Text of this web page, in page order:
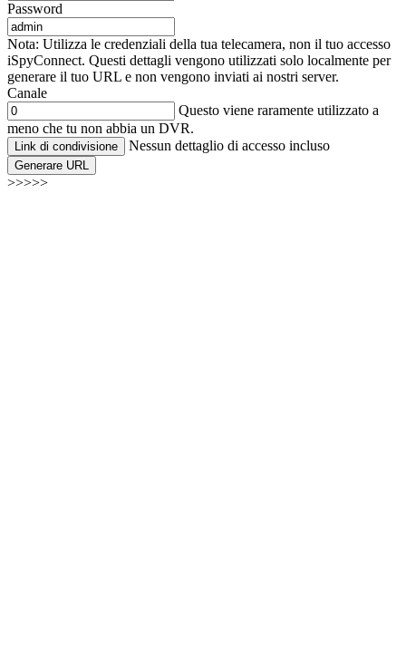
Password
Nota: Utilizza le credenziali della tua telecamera, non il tuo accesso
iSpyConnect. Questi dettagli vengono utilizzati solo localmente per
generare il tuo URL e non vengono inviati ai nostri server.
Canale
Questo viene raramente utilizzato a
meno che tu non abbia un DVR.
Link di condivisione Nessun dettaglio di accesso incluso
Generare URL
>>>>>